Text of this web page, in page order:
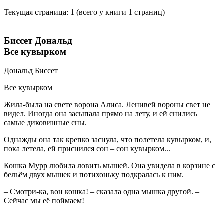
Текущая страница: 1 (всего у книги 1 страниц)
Биссет Дональд
Все кувырком
Дональд Биссет
Все кувырком
Жила-была на свете ворона Алиса. Ленивей вороны свет не
видел. Иногда она засыпала прямо на лету, и ей снились
самые диковинные сны.
Однажды она так крепко заснула, что полетела кувырком, и,
пока летела, ей приснился сон – сон кувырком...
Кошка Мурр любила ловить мышей. Она увидела в корзине с
бельём двух мышек и потихоньку подкралась к ним.
– Смотри-ка, вон кошка! – сказала одна мышка другой. –
Сейчас мы её поймаем!